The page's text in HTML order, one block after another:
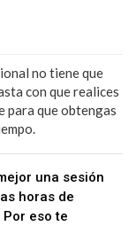
no tiene que
con que realices
para que obtengas
una sesión
horas de
eso te